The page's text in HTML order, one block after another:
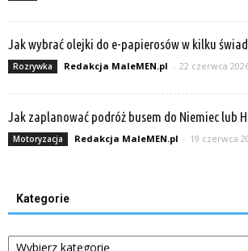
Jak wybrać olejki do e-papierosów w kilku
Rozrywka Redakcja MaleMEN.pl - 22 czerwca
Jak zaplanować podróż busem do Niemiec lub
Motoryzacja Redakcja MaleMEN.pl - 19 czerwca
Kategorie
Kategorie